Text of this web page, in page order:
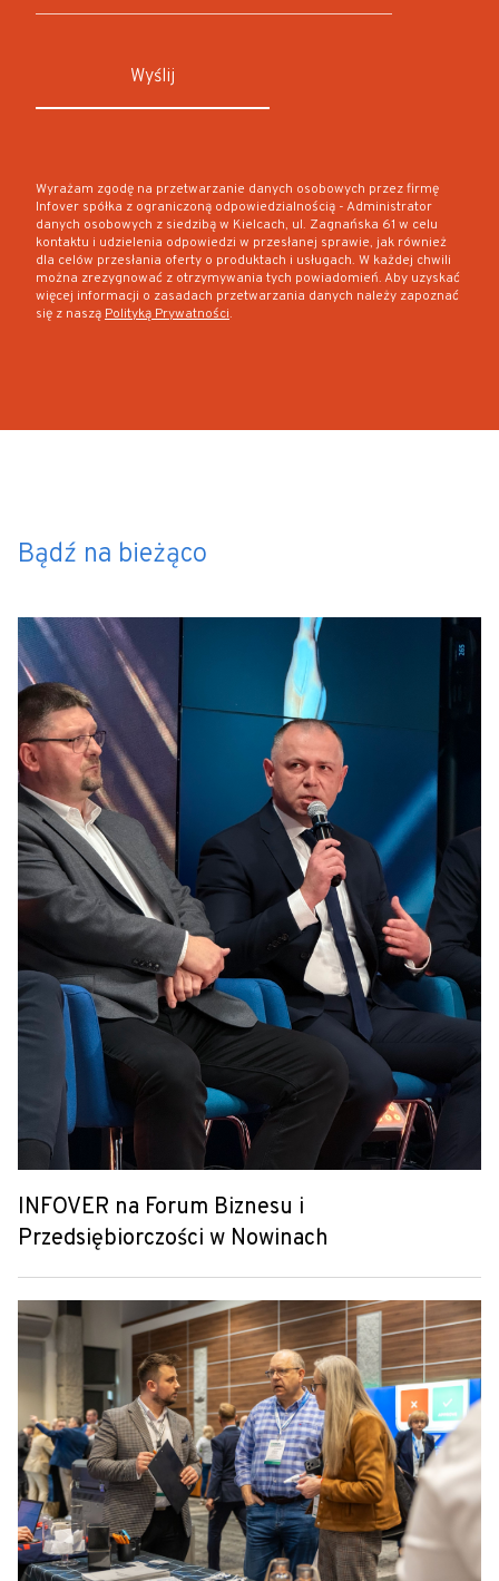
Wyrażam zgodę na przetwarzanie danych osobowych przez firmę
Infover spółka z ograniczoną odpowiedzialnością - Administrator
danych osobowych z siedzibą w Kielcach, ul. Zagnańska 61 w celu
kontaktu i udzielenia odpowiedzi w przesłanej sprawie, jak również
dla celów przesłania oferty o produktach i usługach. W każdej chwili
można zrezygnować z otrzymywania tych powiadomień. Aby uzyskać
więcej informacji o zasadach przetwarzania danych należy zapoznać
się z naszą Polityką Prywatności.
Bądź na bieżąco
INFOVER na Forum Biznesu i
Przedsiębiorczości w Nowinach